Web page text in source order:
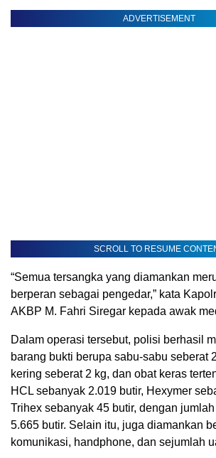
ADVERTISEMENT
SCROLL TO RESUME
“Semua tersangka yang diamankan
berperan sebagai pengedar,” kata
AKBP M. Fahri Siregar kepada awak
Dalam operasi tersebut, polisi berhasil
barang bukti berupa sabu-sabu seberat
kering seberat 2 kg, dan obat keras
HCL sebanyak 2.019 butir, Hexymer
Trihex sebanyak 45 butir, dengan
5.665 butir. Selain itu, juga diamankan
komunikasi, handphone, dan sejumlah